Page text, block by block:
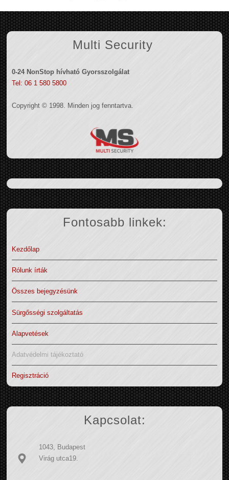
Multi Security
0-24 NonStop hívható Gyorsszolgálat
Tel: 06 1 580 5800
Copyright © 1998. Minden jog fenntartva.
Fontosabb linkek:
Kezdőlap
Rólunk írták
Összes bejegyzésünk
Sürgősségi szolgáltatás
Alapvetések
Adatvédelmi tájékoztató
Regisztráció
Kapcsolat:
1043, Budapest
Virág utca19.